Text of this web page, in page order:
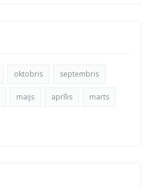
oktobris septembris
maijs aprīlis marts